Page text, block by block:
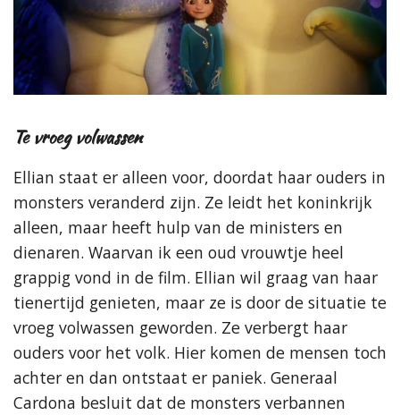
Te vroeg volwassen
Ellian staat er alleen voor, doordat haar ouders in
monsters veranderd zijn. Ze leidt het koninkrijk
alleen, maar heeft hulp van de ministers en
dienaren. Waarvan ik een oud vrouwtje heel
grappig vond in de film. Ellian wil graag van haar
tienertijd genieten, maar ze is door de situatie te
vroeg volwassen geworden. Ze verbergt haar
ouders voor het volk. Hier komen de mensen toch
achter en dan ontstaat er paniek. Generaal
Cardona besluit dat de monsters verbannen